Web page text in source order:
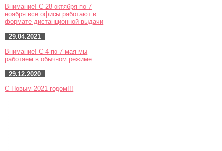
Внимание! С 28 октября по 7
ноября все офисы работают в
формате дистанционной выдачи
29.04.2021
Внимание! С 4 по 7 мая мы
работаем в обычном режиме
29.12.2020
С Новым 2021 годом!!!